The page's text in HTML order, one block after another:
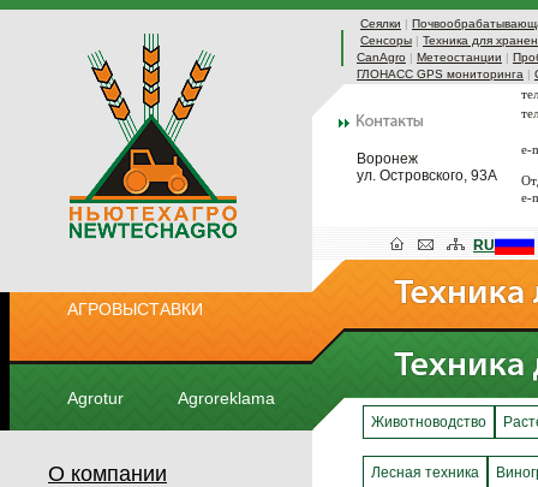
Сеялки |
Сенсоры | Техника для
CanAgro | Метеостанции |
ГЛОНАСС GPS мониторинга |
Воронеж
ул. Островского, 93А
e-
e-
АГРОВЫСТАВКИ
Agrotur Agroreklama
RU
О компании
Животноводство
Лесная техника